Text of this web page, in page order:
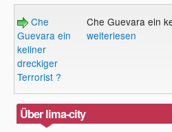
Che
Guevara ein
keliner
dreckiger
Terrorist ?
Che Guevara ein
weiterlesen
Über lima-city